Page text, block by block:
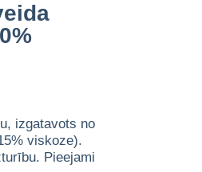
izgatavots no
viskoze).
Pieejami